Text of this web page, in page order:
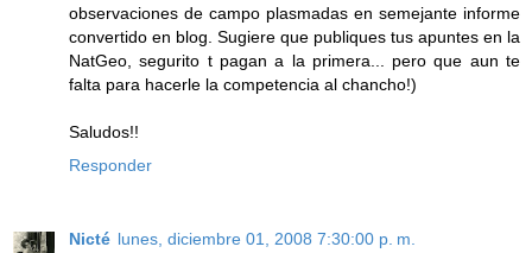
observaciones de campo plasmadas en semejante informe
convertido en blog. Sugiere que publiques tus apuntes en la
NatGeo, segurito t pagan a la primera... pero que aun te
falta para hacerle la competencia al chancho!)
Saludos!!
Responder
Nicté lunes, diciembre 01, 2008 7:30:00 p. m.